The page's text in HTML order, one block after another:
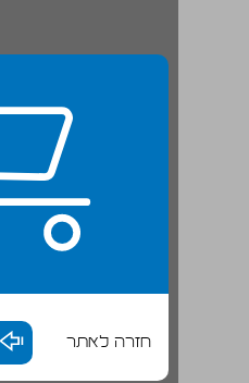
חזרה לאתר